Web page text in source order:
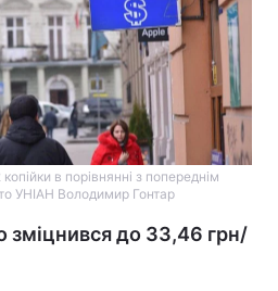
в порівнянні з попереднім
УНІАН Володимир Гонтар
зміцнився до 33,46 грн/